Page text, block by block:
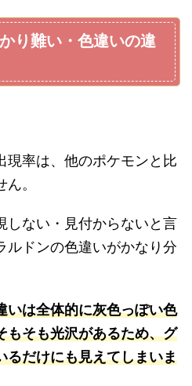
り難い・色違いの違
現率は、他のポケモンと比
。
しない・見付からないと言
ルドンの色違いがかなり分
いは全体的に灰色っぽい色
もそも光沢があるため、グ
るだけにも見えてしまいま